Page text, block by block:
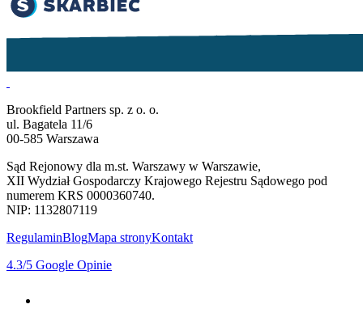
Brookfield Partners sp. z o. o.
ul. Bagatela 11/6
00-585 Warszawa
Sąd Rejonowy dla m.st. Warszawy w Warszawie,
XII Wydział Gospodarczy Krajowego Rejestru Sądowego pod
numerem KRS 0000360740.
NIP: 1132807119
RegulaminBlogMapa stronyKontakt
4.3/5 Google Opinie